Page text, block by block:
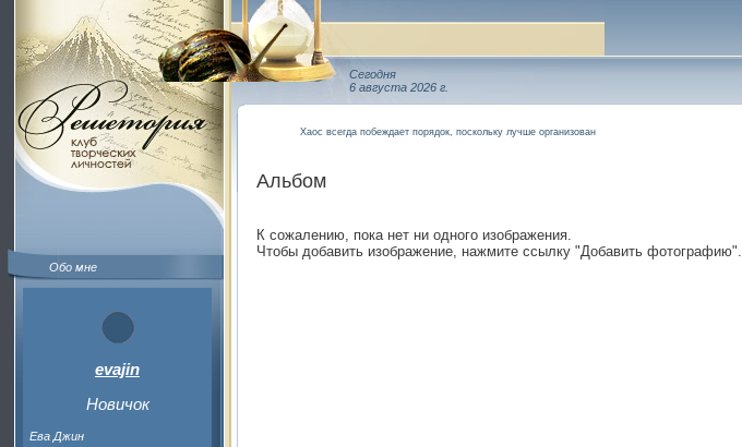
Обо мне
evajin
Новичок
Ева Джин
Сегодня
6 августа 2026 г.
Хаос всегда побеждает порядок, поскольку лучше организован
Альбом
К сожалению, пока нет ни одного изображения.
Чтобы добавить изображение, нажмите ссылку "Добавить фотографию".